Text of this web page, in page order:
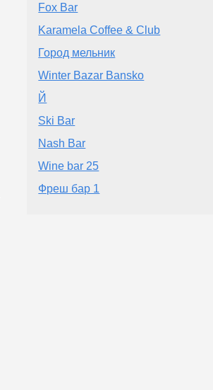
Fox Bar
Karamela Coffee & Club
Город мельник
Winter Bazar Bansko
Й
Ski Bar
Nash Bar
Wine bar 25
Фреш бар 1